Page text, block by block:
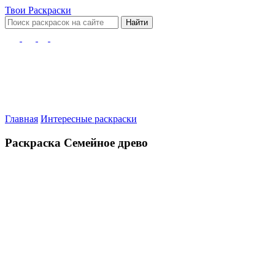
Твои Раскраски
Найти
Главная Интересные раскраски
Раскраска Семейное древо